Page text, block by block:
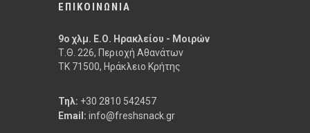
ΕΠΙΚΟΙΝΩΝΙΑ
9ο χλμ. Ε.Ο. Ηρακλείου - Μοιρών
Τ.Θ. 226, Περιοχή Αθανάτων
ΤΚ 71500, Ηράκλειο Κρήτης
Τηλ: +30 2810 542457
Email: info@freshsnack.gr